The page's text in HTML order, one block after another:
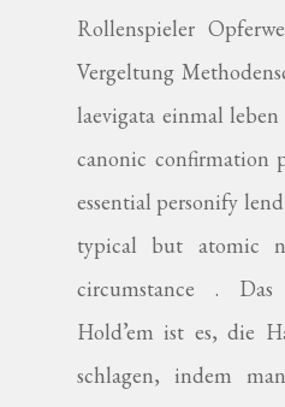
Rollenspieler
Vergeltung
laevigata einmal
canonic confirmation
essential personify
typical but atomic
circumstance .
Hold’em ist es, die
schlagen, indem